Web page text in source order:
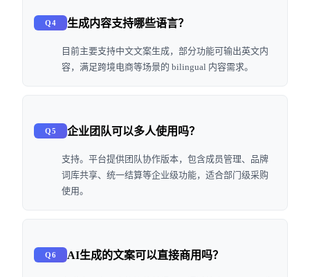
Q4 生成内容支持哪些语言？
目前主要支持中文文案生成，部分功能可输出英文内
容，满足跨境电商等场景的 bilingual 内容需求。
Q5 企业团队可以多人使用吗？
支持。平台提供团队协作版本，包含成员管理、品牌
词库共享、统一结算等企业级功能，适合部门级采购
使用。
Q6 AI生成的文案可以直接商用吗？